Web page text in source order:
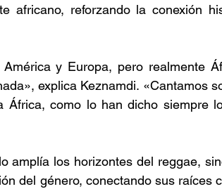
africano, reforzando la conexión
y Europa, pero realmente
explica Keznamdi. «Cantamos
África, como lo han dicho siempre
amplía los horizontes del reggae,
del género, conectando sus raíces